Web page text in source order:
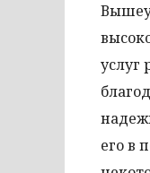
услуг
его в